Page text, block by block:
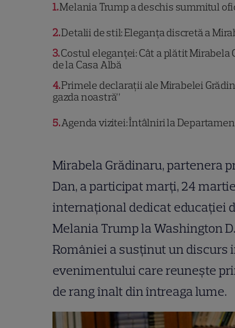
1Melania Trump a deschis summitul
2Detalii de stil: Eleganța discretă a
3Costul eleganței: Cât a plătit Mirabela
de la Casa Albă
4Primele declarații ale Mirabelei
gazda noastră”
5Agenda vizitei: Întâlniri la
Mirabela Grădinaru, partenera
Dan, a participat marți, 24
internațional dedicat educației
Melania Trump la Washington
României a susținut un discurs
evenimentului care reunește
de rang înalt din întreaga lume.